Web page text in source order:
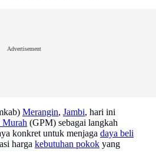
Advertisement
Merangin, Jambi, hari ini
Murah (GPM) sebagai langkah
konkret untuk menjaga daya beli
harga kebutuhan pokok yang